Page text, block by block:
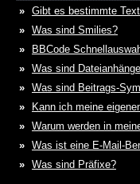
» Gibt es bestimmte
» Was sind Smilies?
»
BBCode
» Was sind
» Was sind Beitrags-
»
Kann ich meine
» Warum werden in
» Was ist eine E-Mail-
» Was sind Präfixe?